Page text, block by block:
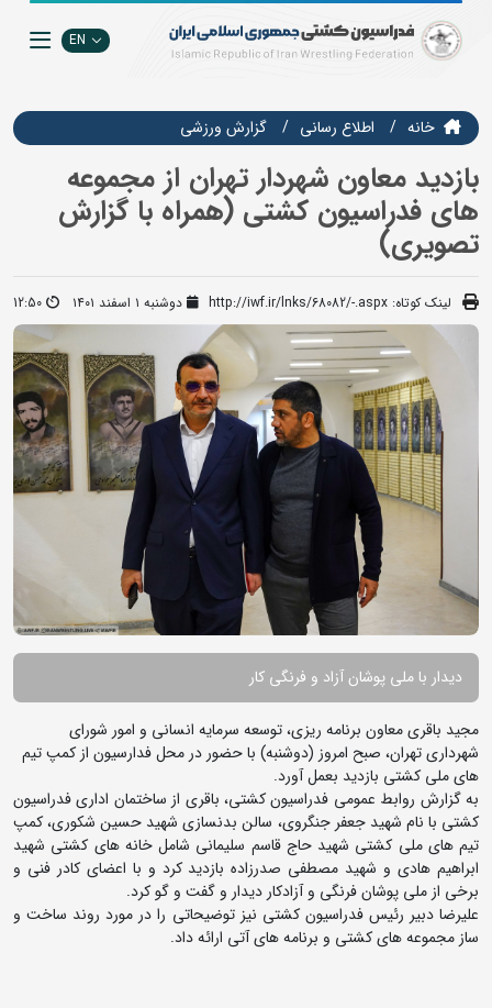
EN
خانه اطلاع رسانی گزارش ورزشی
بازدید معاون شهردار تهران از مجموعه
های فدراسیون کشتی (همراه با گزارش
تصویری)
لینک کوتاه: http://iwf.ir/lnks/68082/-.aspx دوشنبه ۱ اسفند ۱۴۰۱ 12:50
دیدار با ملی پوشان آزاد و فرنگی کار
مجید باقری معاون برنامه ریزی، توسعه سرمایه انسانی و امور شورای
شهرداری تهران، صبح امروز (دوشنبه) با حضور در محل فدارسیون از کمپ تیم
های ملی کشتی بازدید بعمل آورد.
به گزارش روابط عمومی فدراسیون کشتی، باقری از ساختمان اداری فدراسیون
کشتی با نام شهید جعفر جنگروی، سالن بدنسازی شهید حسین شکوری، کمپ
تیم های ملی کشتی شهید حاج قاسم سلیمانی شامل خانه های کشتی شهید
ابراهیم هادی و شهید مصطفی صدرزاده بازدید کرد و با اعضای کادر فنی و
برخی از ملی پوشان فرنگی و آزادکار دیدار و گفت و گو کرد.
علیرضا دبیر رئیس فدراسیون کشتی نیز توضیحاتی را در مورد روند ساخت و
ساز مجموعه های کشتی و برنامه های آتی ارائه داد.